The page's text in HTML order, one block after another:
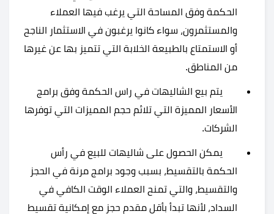
الحكمة وفق المساحة التي يرغب فيها العملاء
والمستثمرون، سواء كانوا يرغبون في الاستثمار الناجح
أو الاستمتاع بالطبيعة الخلابة التي تتميز بها عن غيرها
من المناطق.
يتم بيع الشاليهات في راس الحكمة وفق برامج
الأسعار المميزة التي تلائم حجم المميزات التي توفرها
الشركات.
يمكن الحصول على شاليهات للبيع في رأس
الحكمة بالتقسيط، بسبب وجود برامج مرنة في الحجز
والتقسيط، والتي تمنح العملاء الوقت الكافي في
السداد، لأنها تبدأ بأقل مقدم حجز مع إمكانية تقسيط